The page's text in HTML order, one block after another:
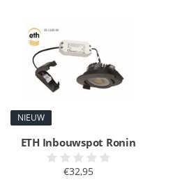
NIEUW
ETH Inbouwspot Ronin
€32,95